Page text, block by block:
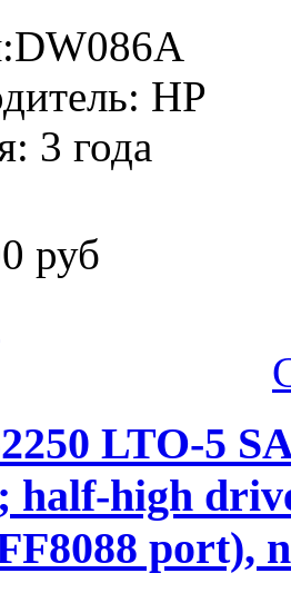
HP
3 года
руб
LTO-5
half-high
port),